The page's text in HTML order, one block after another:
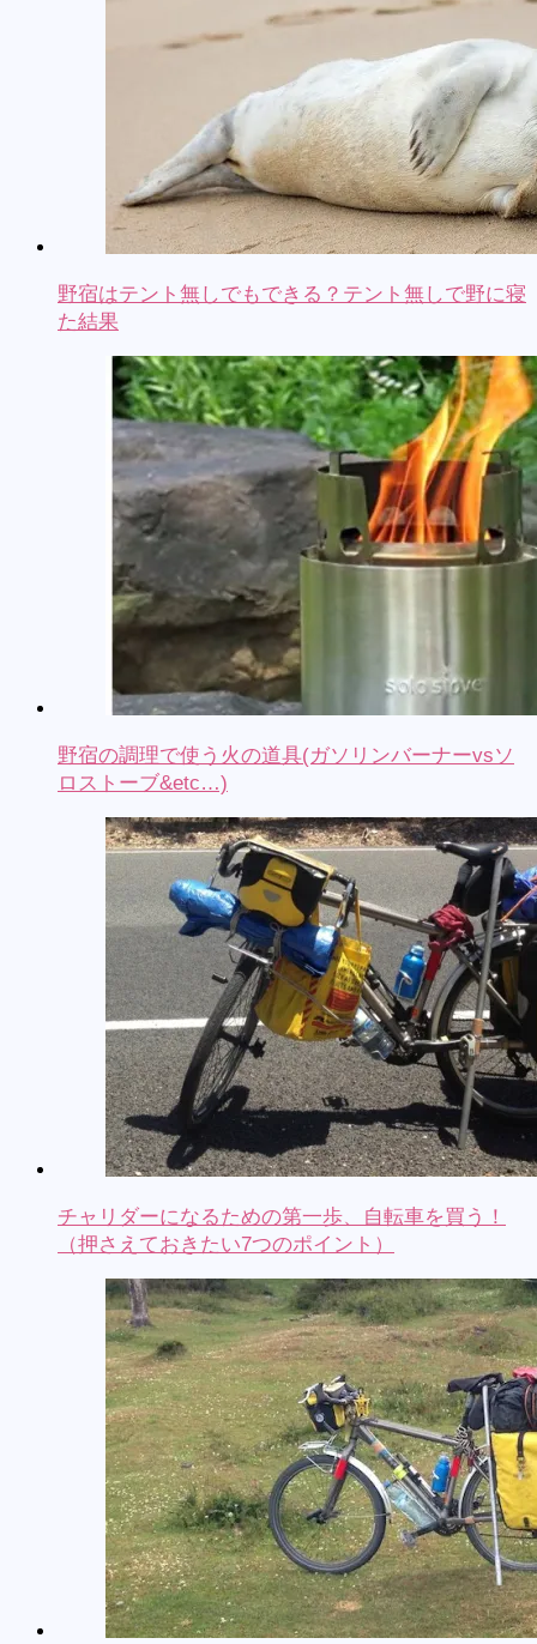
野宿はテント無しでもできる？テント無しで野に寝
た結果
野宿の調理で使う火の道具(ガソリンバーナーvsソ
ロストーブ&etc…)
チャリダーになるための第一歩、自転車を買う！
（押さえておきたい7つのポイント）